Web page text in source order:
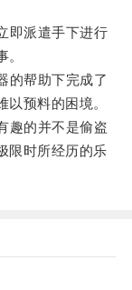
派遣手下进行
帮助下完成了
预料的困境。
的并不是偷盗
限时所经历的乐